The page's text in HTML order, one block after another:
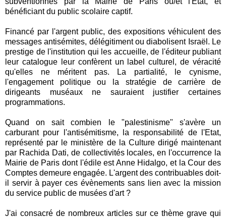
bénéficiant du public scolaire captif.
Financé par l'argent public, des expositions véhiculent des
messages antisémites, délégitiment ou diabolisent Israël. Le
prestige de l'institution qui les accueille, de l'éditeur publiant
leur catalogue leur confèrent un label culturel, de véracité
qu'elles ne méritent pas. La partialité, le cynisme,
l'engagement politique ou la stratégie de carrière de
dirigeants muséaux ne sauraient justifier certaines
programmations.
Quand on sait combien le "palestinisme" s'avère un
carburant pour l'antisémitisme, la responsabilité de l'Etat,
représenté par le ministère de la Culture dirigé maintenant
par Rachida Dati, de collectivités locales, en l'occurrence la
Mairie de Paris dont l'édile est Anne Hidalgo, et la Cour des
Comptes demeure engagée. L'argent des contribuables doit-
il servir à payer ces évènements sans lien avec la mission
du service public de musées d'art ?
J'ai consacré de nombreux articles sur ce thème grave qui